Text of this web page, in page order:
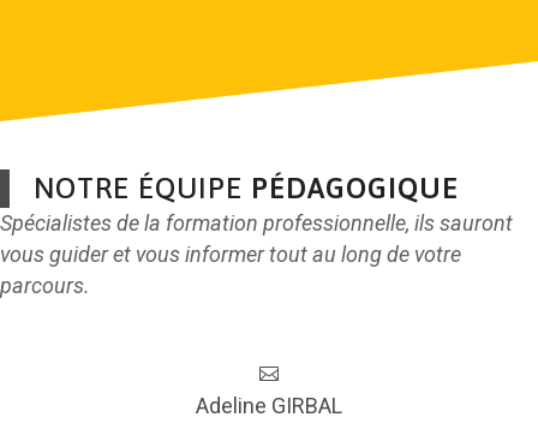
NOTRE ÉQUIPE PÉDAGOGIQUE
Spécialistes de la formation professionnelle, ils sauront
vous guider et vous informer tout au long de votre
parcours.
Adeline GIRBAL